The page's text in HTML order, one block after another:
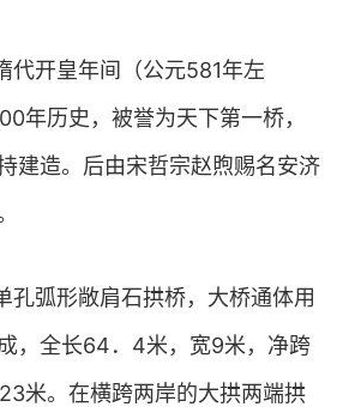
代开皇年间（公元581年左
年历史，被誉为天下第一桥，
建造。后由宋哲宗赵煦赐名安济
孔弧形敞肩石拱桥，大桥通体用
，全长64．4米，宽9米，净跨
米。在横跨两岸的大拱两端拱